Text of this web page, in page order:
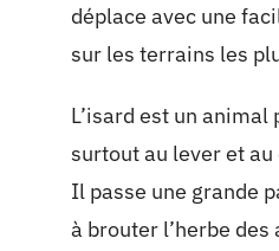
déplace avec une
sur les terrains les
L’isard est un
surtout au lever et
Il passe une grande
à brouter l’herbe